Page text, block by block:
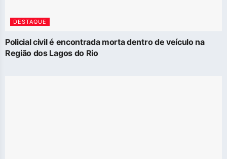
DESTAQUE
Policial civil é encontrada morta dentro de veículo na
Região dos Lagos do Rio